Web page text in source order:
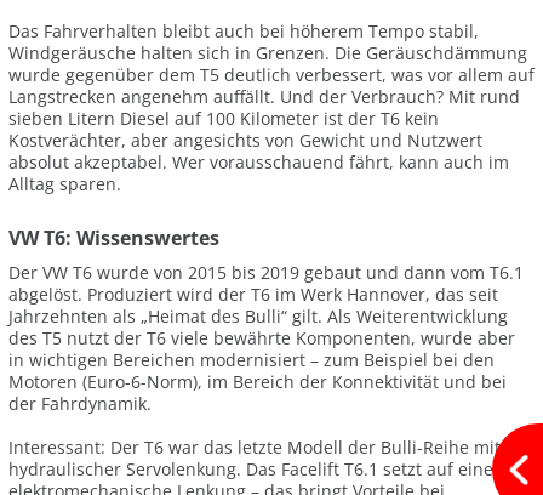
Das Fahrverhalten bleibt auch bei höherem Tempo stabil,
Windgeräusche halten sich in Grenzen. Die Geräuschdämmung
wurde gegenüber dem T5 deutlich verbessert, was vor allem auf
Langstrecken angenehm auffällt. Und der Verbrauch? Mit rund
sieben Litern Diesel auf 100 Kilometer ist der T6 kein
Kostverächter, aber angesichts von Gewicht und Nutzwert
absolut akzeptabel. Wer vorausschauend fährt, kann auch im
Alltag sparen.
VW T6: Wissenswertes
Der VW T6 wurde von 2015 bis 2019 gebaut und dann vom T6.1
abgelöst. Produziert wird der T6 im Werk Hannover, das seit
Jahrzehnten als „Heimat des Bulli“ gilt. Als Weiterentwicklung
des T5 nutzt der T6 viele bewährte Komponenten, wurde aber
in wichtigen Bereichen modernisiert – zum Beispiel bei den
Motoren (Euro-6-Norm), im Bereich der Konnektivität und bei
der Fahrdynamik.
Interessant: Der T6 war das letzte Modell der Bulli-Reihe mit
hydraulischer Servolenkung. Das Facelift T6.1 setzt auf eine